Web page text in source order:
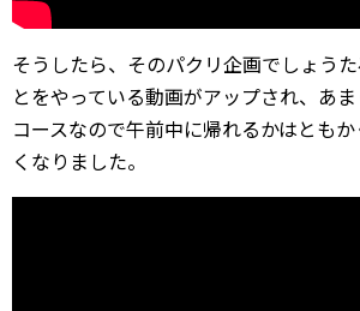
そうしたら、そのパクリ企画でしょう
とをやっている動画がアップされ、あ
コースなので午前中に帰れるかはとも
くなりました。